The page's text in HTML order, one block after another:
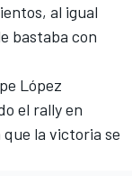
al igual
bastaba con
López
el rally en
la victoria se